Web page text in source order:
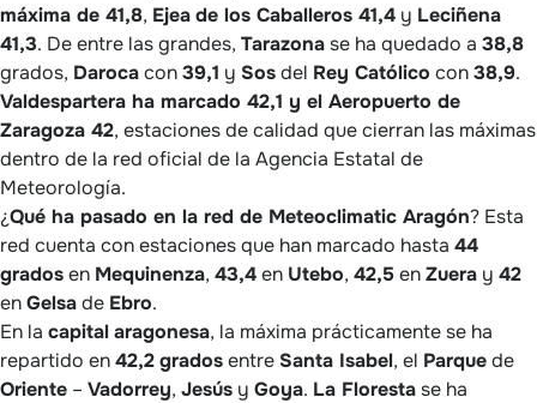
máxima de 41,8, Ejeade los Caballeros 41,4 y Leciñena
41,3. De entre las grandes, Tarazona se ha quedado a 38,8
grados, Darocacon39,1 y Sosdel Rey Católico con38,9.
Valdespartera ha marcado 42,1 y el Aeropuerto de
Zaragoza 42, estaciones de calidad que cierran las máximas
dentro de la red oficial de la Agencia Estatal de
Meteorología.
¿Qué ha pasado en la red de Meteoclimatic Aragón? Esta
red cuenta con estaciones que han marcado hasta 44
gradosen Mequinenza, 43,4en Utebo, 42,5enZuera y 42
enGelsade Ebro.
En la capitalaragonesa, la máxima prácticamente se ha
repartido en42,2gradosentre Santa Isabel, el Parquede
Oriente – Vadorrey, Jesús y Goya. La Floresta se ha